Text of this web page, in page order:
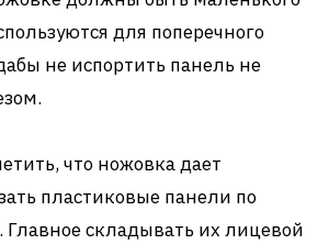
для поперечного
не испортить панель не
что ножовка дает
пластиковые панели по
Главное складывать их лицевой